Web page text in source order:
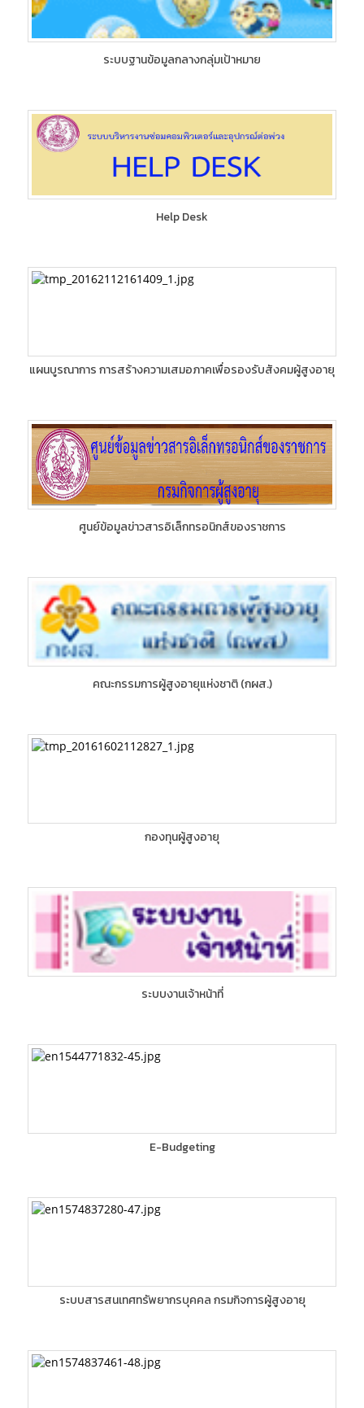
ระบบฐานข้อมูลกลางกลุ่มเป้าหมาย
Help Desk
แผนบูรณาการ การสร้างความเสมอภาคเพื่อรองรับสังคมผู้สูงอายุ
ศูนย์ข้อมูลข่าวสารอิเล็กทรอนิกส์ของราชการ
คณะกรรมการผู้สูงอายุแห่งชาติ (กผส.)
กองทุนผู้สูงอายุ
ระบบงานเจ้าหน้าที่
E-Budgeting
ระบบสารสนเทศทรัพยากรบุคคล กรมกิจการผู้สูงอายุ